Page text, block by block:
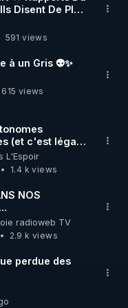
(stages,
ODYSEE
sur la
Disent De Plus
591 views
à un Gris 👽✨
615 views
(et c'est légal).
en
L'Espoir
1.4 k views
NOS
radioweb TV
2.9 k views
perdue des
la-
des-